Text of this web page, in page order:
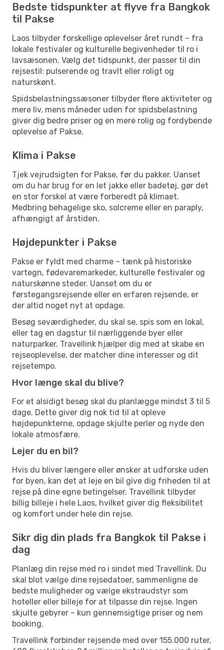
Bedste tidspunkter at flyve fra Bangkok
til Pakse
Laos tilbyder forskellige oplevelser året rundt – fra
lokale festivaler og kulturelle begivenheder til ro i
lavsæsonen. Vælg det tidspunkt, der passer til din
rejsestil: pulserende og travlt eller roligt og
naturskønt.
Spidsbelastningssæsoner tilbyder flere aktiviteter og
mere liv, mens måneder uden for spidsbelastning
giver dig bedre priser og en mere rolig og fordybende
oplevelse af Pakse.
Klima i Pakse
Tjek vejrudsigten for Pakse, før du pakker. Uanset
om du har brug for en let jakke eller badetøj, gør det
en stor forskel at være forberedt på klimaet.
Medbring behagelige sko, solcreme eller en paraply,
afhængigt af årstiden.
Højdepunkter i Pakse
Pakse er fyldt med charme – tænk på historiske
vartegn, fødevaremarkeder, kulturelle festivaler og
naturskønne steder. Uanset om du er
førstegangsrejsende eller en erfaren rejsende, er
der altid noget nyt at opdage.
Besøg seværdigheder, du skal se, spis som en lokal,
eller tag en dagstur til nærliggende byer eller
naturparker. Travellink hjælper dig med at skabe en
rejseoplevelse, der matcher dine interesser og dit
rejsetempo.
Hvor længe skal du blive?
For et alsidigt besøg skal du planlægge mindst 3 til 5
dage. Dette giver dig nok tid til at opleve
højdepunkterne, opdage skjulte perler og nyde den
lokale atmosfære.
Lejer du en bil?
Hvis du bliver længere eller ønsker at udforske uden
for byen, kan det at leje en bil give dig friheden til at
rejse på dine egne betingelser. Travellink tilbyder
billig billeje i hele Laos, hvilket giver dig fleksibilitet
og komfort under hele din rejse.
Sikr dig din plads fra Bangkok til Pakse i
dag
Planlæg din rejse med ro i sindet med Travellink. Du
skal blot vælge dine rejsedatoer, sammenligne de
bedste muligheder og vælge ekstraudstyr som
hoteller eller billeje for at tilpasse din rejse. Ingen
skjulte gebyrer – kun gennemsigtige priser og nem
booking.
Travellink forbinder rejsende med over 155.000 ruter,